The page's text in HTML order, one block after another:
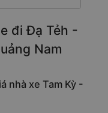
đi Đạ Tẻh -
Nam
nhà xe Tam Kỳ -